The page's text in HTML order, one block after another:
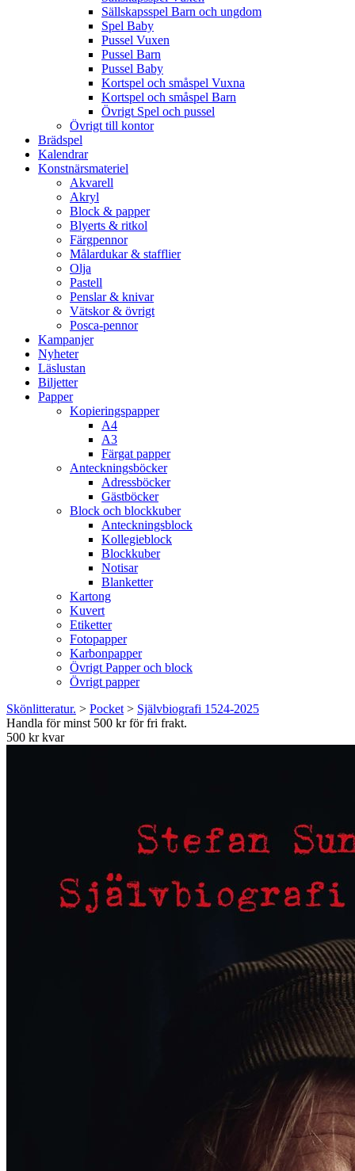
Sällskapsspel Barn och ungdom
Spel Baby
Pussel Vuxen
Pussel Barn
Pussel Baby
Kortspel och småspel Vuxna
Kortspel och småspel Barn
Övrigt Spel och pussel
Övrigt till kontor
Brädspel
Kalendrar
Konstnärsmateriel
Akvarell
Akryl
Block & papper
Blyerts & ritkol
Färgpennor
Målardukar & stafflier
Olja
Pastell
Penslar & knivar
Vätskor & övrigt
Posca-pennor
Kampanjer
Nyheter
Läslustan
Biljetter
Papper
Kopieringspapper
A4
A3
Färgat papper
Anteckningsböcker
Adressböcker
Gästböcker
Block och blockkuber
Anteckningsblock
Kollegieblock
Blockkuber
Notisar
Blanketter
Kartong
Kuvert
Etiketter
Fotopapper
Karbonpapper
Övrigt Papper och block
Övrigt papper
Skönlitteratur. > Pocket > Självbiografi 1524-2025
Handla för minst 500 kr för fri frakt.
500 kr kvar